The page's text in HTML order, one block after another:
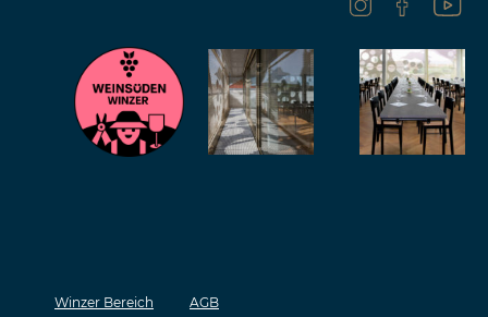
Winzer Bereich
AGB